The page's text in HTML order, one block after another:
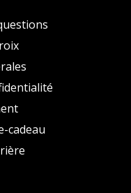
cadeau